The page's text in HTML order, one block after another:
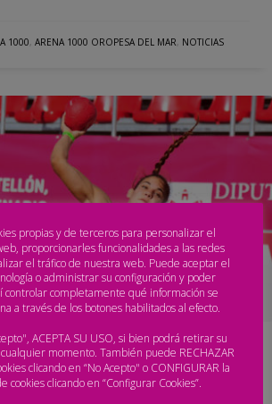
1000, ARENA 1000 OROPESA DEL MAR, NOTICIAS
de Castellón vuelve a apostar
playa
propias y de terceros para personalizar el
proporcionarles funcionalidades a las redes
el tráfico de nuestra web. Puede aceptar el
o administrar su configuración y poder
controlar completamente qué información se
a través de los botones habilitados al efecto.
ACEPTA SU USO, si bien podrá retirar su
momento. También puede RECHAZAR
clicando en “No Acepto" o CONFIGURAR la
cookies clicando en “Configurar Cookies”.